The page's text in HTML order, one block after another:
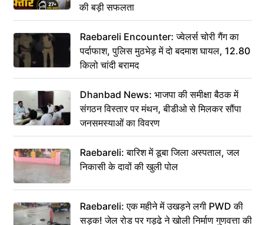
की बड़ी सफलता
Raebareli Encounter: ज्वेलर्स चोरी गैंग का
पर्दाफाश, पुलिस मुठभेड़ में दो बदमाश घायल, 12.80
किलो चांदी बरामद
Dhanbad News: भाजपा की समीक्षा बैठक में
संगठन विस्तार पर मंथन, बीडीओ से मिलकर सौंपा
जनसमस्याओं का विवरण
Raebareli: बारिश में डूबा जिला अस्पताल, जल
निकासी के दावों की खुली पोल
Raebareli: एक महीने में उखड़ने लगी PWD की
सड़क! जेल रोड पर गड्ढे ने खोली निर्माण गुणवत्ता की